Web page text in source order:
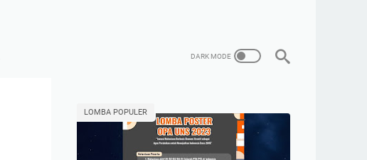
LOMBA POPULER